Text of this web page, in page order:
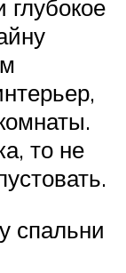
то не
спальни